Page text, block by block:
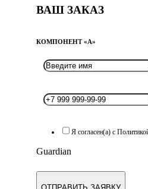
ВАШ ЗАКАЗ
КОМПОНЕНТ «A»
Я согласен(а) с
Guardian